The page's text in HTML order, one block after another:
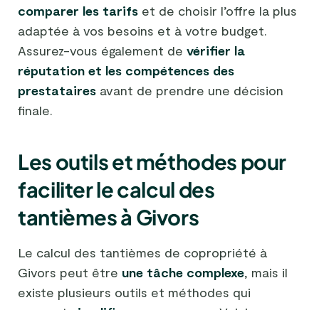
comparer les tarifs et de choisir l’offre la plus
adaptée à vos besoins et à votre budget.
Assurez-vous également de vérifier la
réputation et les compétences des
prestataires avant de prendre une décision
finale.
Les outils et méthodes pour
faciliter le calcul des
tantièmes à Givors
Le calcul des tantièmes de copropriété à
Givors peut être une tâche complexe, mais il
existe plusieurs outils et méthodes qui